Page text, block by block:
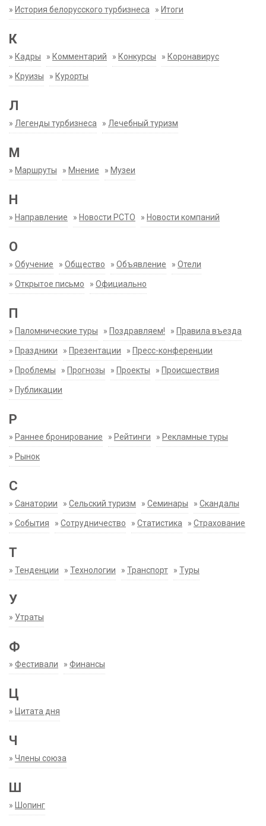
» История белорусского турбизнеса » Итоги
К
» Кадры » Комментарий » Конкурсы » Коронавирус
» Круизы » Курорты
Л
» Легенды турбизнеса » Лечебный туризм
М
» Маршруты » Мнение » Музеи
Н
» Направление » Новости РСТО » Новости компаний
О
» Обучение » Общество » Объявление » Отели
» Открытое письмо » Официально
П
» Паломнические туры » Поздравляем! » Правила въезда
» Праздники » Презентации » Пресс-конференции
» Проблемы » Прогнозы » Проекты » Происшествия
» Публикации
Р
» Раннее бронирование » Рейтинги » Рекламные туры
» Рынок
С
» Санатории » Сельский туризм » Семинары » Скандалы
» События » Сотрудничество » Статистика » Страхование
Т
» Тенденции » Технологии » Транспорт » Туры
У
» Утраты
Ф
» Фестивали » Финансы
Ц
» Цитата дня
Ч
» Члены союза
Ш
» Шопинг